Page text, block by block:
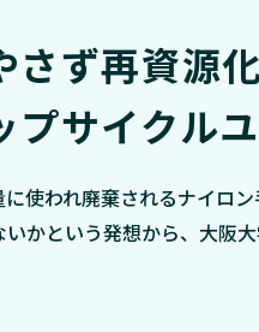
さず再資源
サイクル
使われ廃棄されるナイロ
かという発想から、大阪